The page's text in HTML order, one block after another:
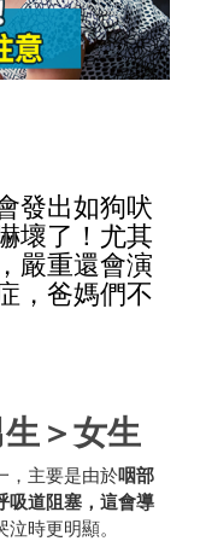
發出如狗吠
壞了！尤其
嚴重還會演
，爸媽們不
＞女生
，主要是由於咽部
吸道阻塞，這會導
泣時更明顯。